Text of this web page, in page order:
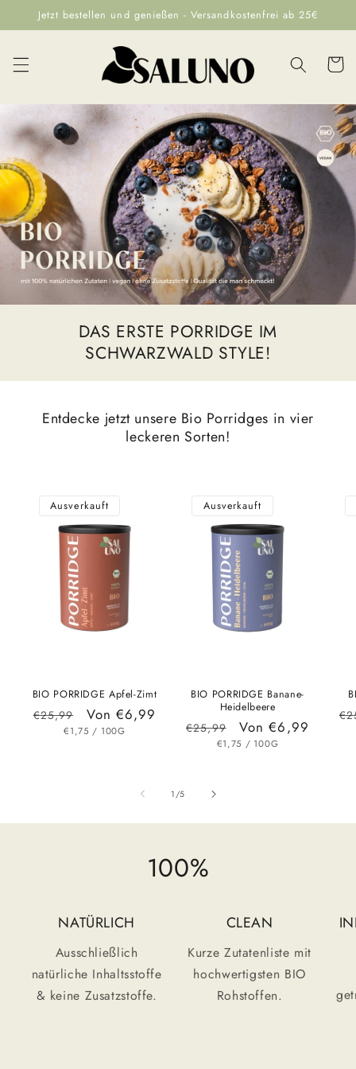
zum
Inhalt
Jetzt bestellen und genießen - Versandkostenfrei ab 25€
DAS ERSTE PORRIDGE IM
SCHWARZWALD STYLE!
Entdecke jetzt unsere Bio Porridges in vier
leckeren Sorten!
Ausverkauft
BIO PORRIDGE Apfel-Zimt
Normaler
Preis
€25,99 Verkaufspreis
Von €6,99
GRUNDPREIS
€1,75 / PRO
100G
Ausverkauft
BIO PORRIDGE Banane-
Heidelbeere
Normaler
Preis
€25,99 Verkaufspreis
Von €6,99
GRUNDPREIS
€1,75 / PRO
100G
1 /von
5
100%
NATÜRLICH
Ausschließlich
natürliche Inhaltsstoffe
& keine Zusatzstoffe.
CLEAN
Kurze Zutatenliste mit
hochwertigsten BIO
Rohstoffen.